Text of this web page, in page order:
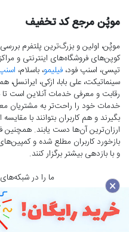
موپُن مرجع کد تخفیف
موپُن، اولین و بزرگ‌ترین پلتفرم
کوپن‌های فروشگاه‌های اینترنتی و
تپسی، اسنپ فود، فیلیمو، باسلام،
سینماتیکت، علی بابا، ازکی،
رقابت و معرفی خدمات آنلاین است
خدمات خود را راحت‌تر به مشتریان
بگیرند و هم کاربران بتوانند با
ارزان‌ترین آن‌ها دست‌ یابند. همچنین
بازخورد کاربران مطلع شده و
و با بازدهی بیشتر برگزار کنند.
ما را در
تمامی حقوق
×